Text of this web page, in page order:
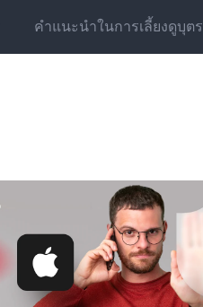
คำแนะนำในการเลี้ยงดูบุตร